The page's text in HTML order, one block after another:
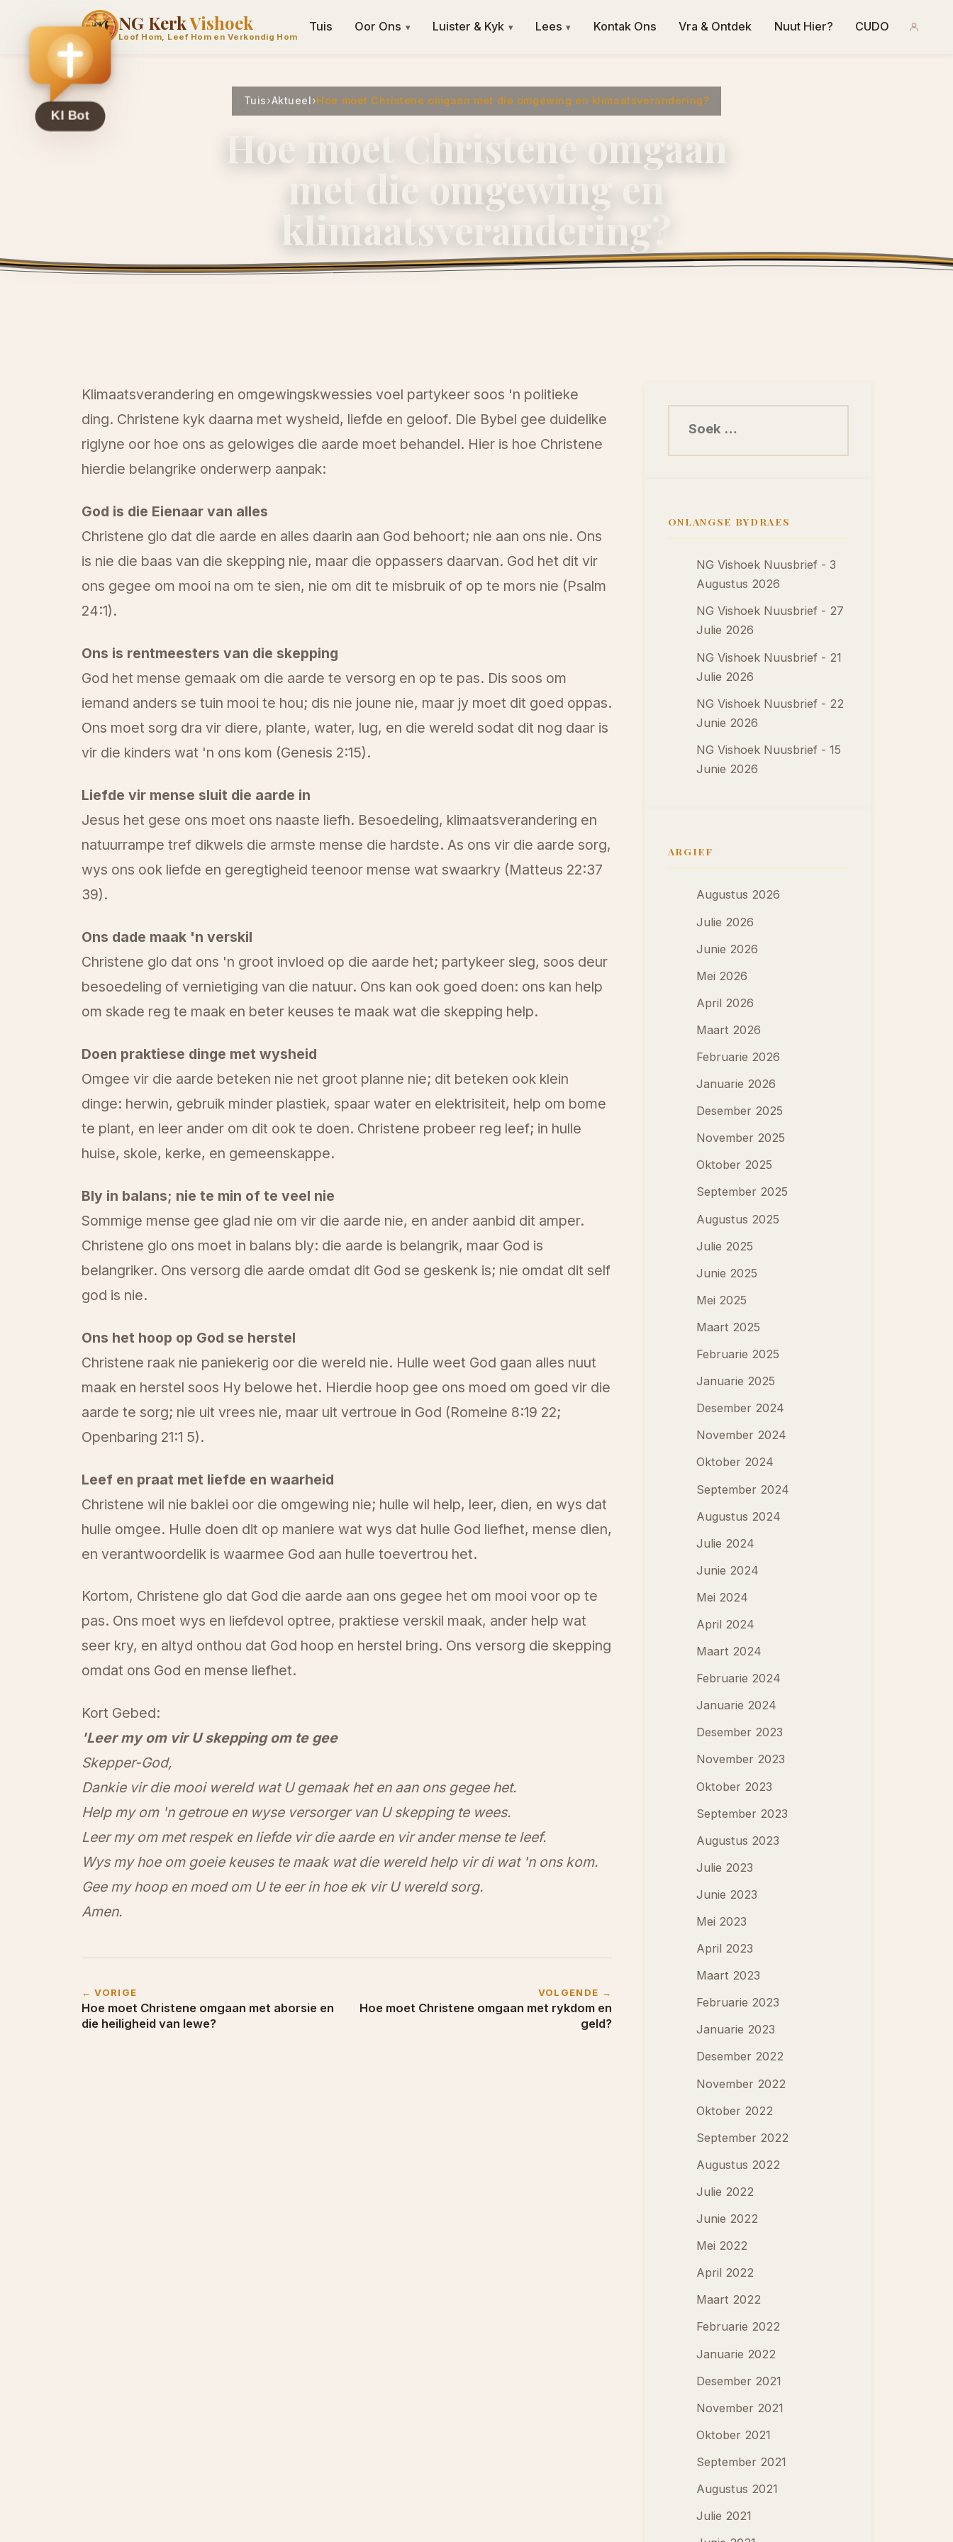
NG KerkVishoek
Loof Hom, Leef Hom en Verkondig Hom
Tuis Oor Ons ▾ Luister & Kyk ▾ Lees ▾ Kontak Ons Vra & Ontdek Nuut Hier? CUDO
Tuis›Aktueel›Hoe moet Christene omgaan met die omgewing en klimaatsverandering?
Hoe moet Christene omgaan
met die omgewing en
klimaatsverandering?
28 Junie 2025·ngvishoek
Klimaatsverandering en omgewingskwessies voel partykeer soos 'n politieke
ding. Christene kyk daarna met wysheid, liefde en geloof. Die Bybel gee duidelike
riglyne oor hoe ons as gelowiges die aarde moet behandel. Hier is hoe Christene
hierdie belangrike onderwerp aanpak:
God is die Eienaar van alles
Christene glo dat die aarde en alles daarin aan God behoort; nie aan ons nie. Ons
is nie die baas van die skepping nie, maar die oppassers daarvan. God het dit vir
ons gegee om mooi na om te sien, nie om dit te misbruik of op te mors nie (Psalm
24:1).
Ons is rentmeesters van die skepping
God het mense gemaak om die aarde te versorg en op te pas. Dis soos om
iemand anders se tuin mooi te hou; dis nie joune nie, maar jy moet dit goed oppas.
Ons moet sorg dra vir diere, plante, water, lug, en die wereld sodat dit nog daar is
vir die kinders wat 'n ons kom (Genesis 2:15).
Liefde vir mense sluit die aarde in
Jesus het gese ons moet ons naaste liefh. Besoedeling, klimaatsverandering en
natuurrampe tref dikwels die armste mense die hardste. As ons vir die aarde sorg,
wys ons ook liefde en geregtigheid teenoor mense wat swaarkry (Matteus 22:37
39).
Ons dade maak 'n verskil
Christene glo dat ons 'n groot invloed op die aarde het; partykeer sleg, soos deur
besoedeling of vernietiging van die natuur. Ons kan ook goed doen: ons kan help
om skade reg te maak en beter keuses te maak wat die skepping help.
Doen praktiese dinge met wysheid
Omgee vir die aarde beteken nie net groot planne nie; dit beteken ook klein
dinge: herwin, gebruik minder plastiek, spaar water en elektrisiteit, help om bome
te plant, en leer ander om dit ook te doen. Christene probeer reg leef; in hulle
huise, skole, kerke, en gemeenskappe.
Bly in balans; nie te min of te veel nie
Sommige mense gee glad nie om vir die aarde nie, en ander aanbid dit amper.
Christene glo ons moet in balans bly: die aarde is belangrik, maar God is
belangriker. Ons versorg die aarde omdat dit God se geskenk is; nie omdat dit self
god is nie.
Ons het hoop op God se herstel
Christene raak nie paniekerig oor die wereld nie. Hulle weet God gaan alles nuut
maak en herstel soos Hy belowe het. Hierdie hoop gee ons moed om goed vir die
aarde te sorg; nie uit vrees nie, maar uit vertroue in God (Romeine 8:19 22;
Openbaring 21:1 5).
Leef en praat met liefde en waarheid
Christene wil nie baklei oor die omgewing nie; hulle wil help, leer, dien, en wys dat
hulle omgee. Hulle doen dit op maniere wat wys dat hulle God liefhet, mense dien,
en verantwoordelik is waarmee God aan hulle toevertrou het.
Kortom, Christene glo dat God die aarde aan ons gegee het om mooi voor op te
pas. Ons moet wys en liefdevol optree, praktiese verskil maak, ander help wat
seer kry, en altyd onthou dat God hoop en herstel bring. Ons versorg die skepping
omdat ons God en mense liefhet.
Kort Gebed:
'Leer my om vir U skepping om te gee
Skepper-God,
Dankie vir die mooi wereld wat U gemaak het en aan ons gegee het.
Help my om 'n getroue en wyse versorger van U skepping te wees.
Leer my om met respek en liefde vir die aarde en vir ander mense te leef.
Wys my hoe om goeie keuses te maak wat die wereld help vir di wat 'n ons kom.
Gee my hoop en moed om U te eer in hoe ek vir U wereld sorg.
Amen.
← VORIGE
Hoe moet Christene omgaan met aborsie en
die heiligheid van lewe?
VOLGENDE →
Hoe moet Christene omgaan met rykdom en
geld?
ONLANGSE BYDRAES
NG Vishoek Nuusbrief - 3
Augustus 2026
NG Vishoek Nuusbrief - 27
Julie 2026
NG Vishoek Nuusbrief - 21
Julie 2026
NG Vishoek Nuusbrief - 22
Junie 2026
NG Vishoek Nuusbrief - 15
Junie 2026
ARGIEF
Augustus 2026
Julie 2026
Junie 2026
Mei 2026
April 2026
Maart 2026
Februarie 2026
Januarie 2026
Desember 2025
November 2025
Oktober 2025
September 2025
Augustus 2025
Julie 2025
Junie 2025
Mei 2025
Maart 2025
Februarie 2025
Januarie 2025
Desember 2024
November 2024
Oktober 2024
September 2024
Augustus 2024
Julie 2024
Junie 2024
Mei 2024
April 2024
Maart 2024
Februarie 2024
Januarie 2024
Desember 2023
November 2023
Oktober 2023
September 2023
Augustus 2023
Julie 2023
Junie 2023
Mei 2023
April 2023
Maart 2023
Februarie 2023
Januarie 2023
Desember 2022
November 2022
Oktober 2022
September 2022
Augustus 2022
Julie 2022
Junie 2022
Mei 2022
April 2022
Maart 2022
Februarie 2022
Januarie 2022
Desember 2021
November 2021
Oktober 2021
September 2021
Augustus 2021
Julie 2021